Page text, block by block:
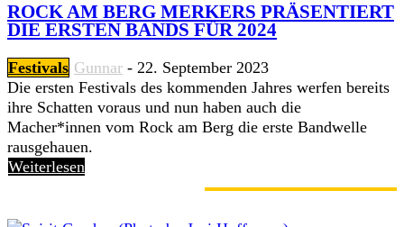
ROCK AM BERG MERKERS PRÄSENTIERT
DIE ERSTEN BANDS FÜR 2024
Festivals Gunnar - 22. September 2023
Die ersten Festivals des kommenden Jahres werfen bereits
ihre Schatten voraus und nun haben auch die
Macher*innen vom Rock am Berg die erste Bandwelle
rausgehauen.
Weiterlesen